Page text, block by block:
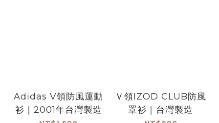
Adidas V領防風運動
衫｜2001年台灣製造
Ｖ領IZOD CLUB防風
罩衫｜台灣製造